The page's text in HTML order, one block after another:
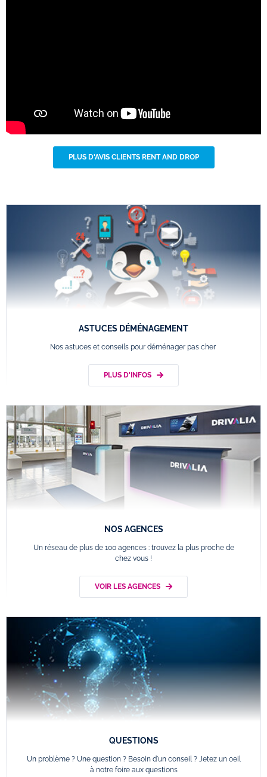
PLUS D'AVIS CLIENTS RENT AND DROP
ASTUCES DÉMÉNAGEMENT
Nos astuces et conseils pour déménager pas cher
PLUS D'INFOS
NOS AGENCES
Un réseau de plus de 100 agences : trouvez la plus proche de
chez vous !
VOIR LES AGENCES
QUESTIONS
Un problème ? Une question ? Besoin d'un conseil ? Jetez un oeil
à notre foire aux questions